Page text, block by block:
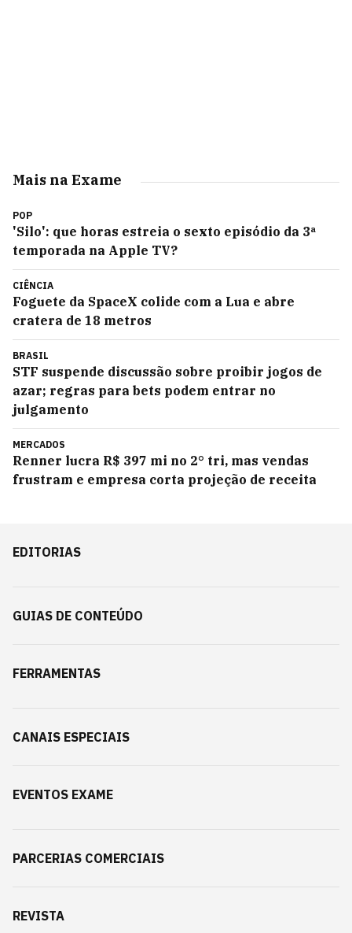
Mais na Exame
POP
'Silo': que horas estreia o sexto episódio da 3ª
temporada na Apple TV?
CIÊNCIA
Foguete da SpaceX colide com a Lua e abre
cratera de 18 metros
BRASIL
STF suspende discussão sobre proibir jogos de
azar; regras para bets podem entrar no
julgamento
MERCADOS
Renner lucra R$ 397 mi no 2° tri, mas vendas
frustram e empresa corta projeção de receita
EDITORIAS
GUIAS DE CONTEÚDO
FERRAMENTAS
CANAIS ESPECIAIS
EVENTOS EXAME
PARCERIAS COMERCIAIS
REVISTA